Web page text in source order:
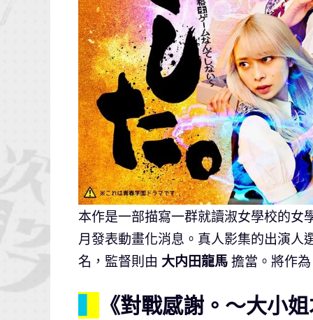
本作是一部描寫一群就讀淑女學校的女
月發表動畫化消息。真人影集的出演人
名，監督則由 大内田龍馬 擔當。將作
《對戰感謝。～大小